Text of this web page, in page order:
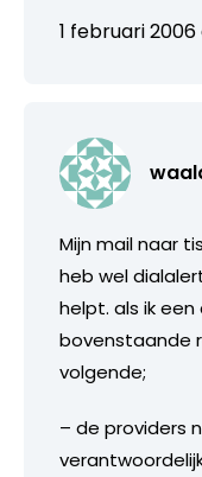
1 februari 2006
Mijn mail naar
heb wel
helpt. als ik
bovenstaande
volgende;
– de providers